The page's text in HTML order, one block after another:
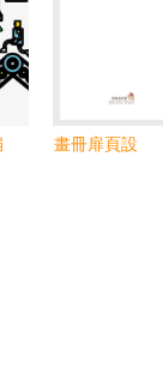
畫冊扉頁設